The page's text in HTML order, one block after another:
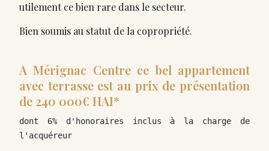
utilement ce bien rare dans le secteur.
Bien soumis au statut de la copropriété.
A Mérignac Centre ce bel appartement
avec terrasse est au prix de présentation
de 240 000€ HAI*
dont 6% d'honoraires inclus à la charge de
l'acquéreur